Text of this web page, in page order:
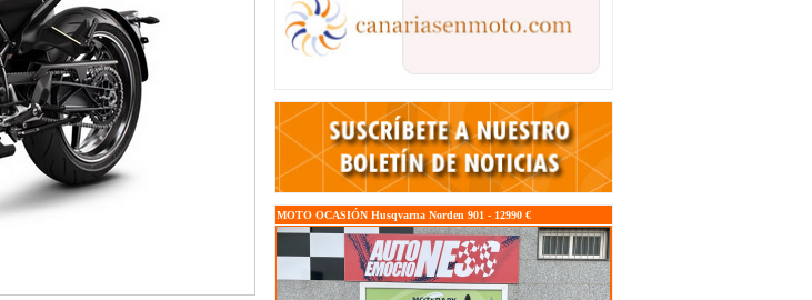
MOTO OCASIÓN Husqvarna Norden 901 - 12990 €